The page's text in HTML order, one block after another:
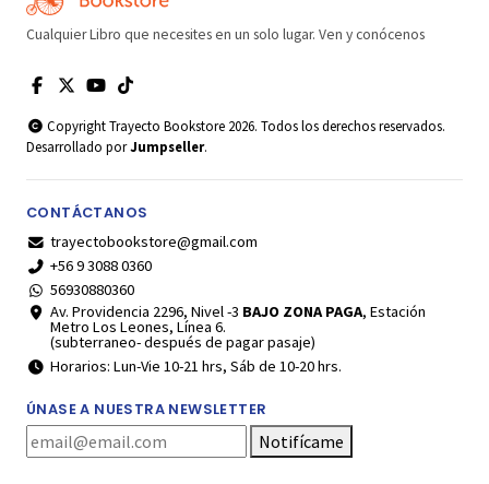
Cualquier Libro que necesites en un solo lugar. Ven y conócenos
Copyright Trayecto Bookstore 2026. Todos los derechos reservados.
Desarrollado porJumpseller.
CONTÁCTANOS
trayectobookstore@gmail.com
+56 9 3088 0360
56930880360
Av. Providencia 2296, Nivel -3 BAJO ZONA PAGA, Estación
Metro Los Leones, Línea 6.
(subterraneo- después de pagar pasaje)
Horarios: Lun-Vie 10-21 hrs, Sáb de 10-20 hrs.
ÚNASE A NUESTRA NEWSLETTER
Notifícame